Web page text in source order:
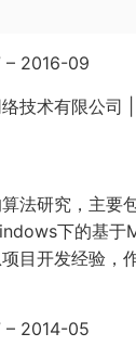
– 2016-09
技术有限公司
法研究，主要
下的基于
目开发经验，
– 2014-05